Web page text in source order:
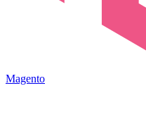
Magento